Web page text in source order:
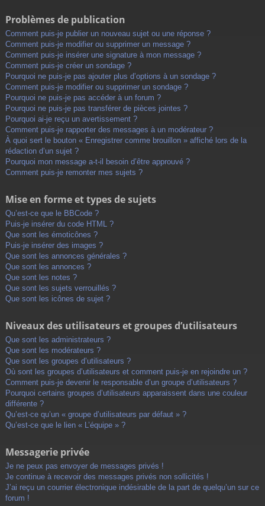
Problèmes de publication
Comment puis-je publier un nouveau sujet ou une réponse ?
Comment puis-je modifier ou supprimer un message ?
Comment puis-je insérer une signature à mon message ?
Comment puis-je créer un sondage ?
Pourquoi ne puis-je pas ajouter plus d’options à un sondage ?
Comment puis-je modifier ou supprimer un sondage ?
Pourquoi ne puis-je pas accéder à un forum ?
Pourquoi ne puis-je pas transférer de pièces jointes ?
Pourquoi ai-je reçu un avertissement ?
Comment puis-je rapporter des messages à un modérateur ?
À quoi sert le bouton « Enregistrer comme brouillon » affiché lors de la
rédaction d’un sujet ?
Pourquoi mon message a-t-il besoin d’être approuvé ?
Comment puis-je remonter mes sujets ?
Mise en forme et types de sujets
Qu’est-ce que le BBCode ?
Puis-je insérer du code HTML ?
Que sont les émoticônes ?
Puis-je insérer des images ?
Que sont les annonces générales ?
Que sont les annonces ?
Que sont les notes ?
Que sont les sujets verrouillés ?
Que sont les icônes de sujet ?
Niveaux des utilisateurs et groupes d’utilisateurs
Que sont les administrateurs ?
Que sont les modérateurs ?
Que sont les groupes d’utilisateurs ?
Où sont les groupes d’utilisateurs et comment puis-je en rejoindre un ?
Comment puis-je devenir le responsable d’un groupe d’utilisateurs ?
Pourquoi certains groupes d’utilisateurs apparaissent dans une couleur
différente ?
Qu’est-ce qu’un « groupe d’utilisateurs par défaut » ?
Qu’est-ce que le lien « L’équipe » ?
Messagerie privée
Je ne peux pas envoyer de messages privés !
Je continue à recevoir des messages privés non sollicités !
J’ai reçu un courrier électronique indésirable de la part de quelqu’un sur ce
forum !